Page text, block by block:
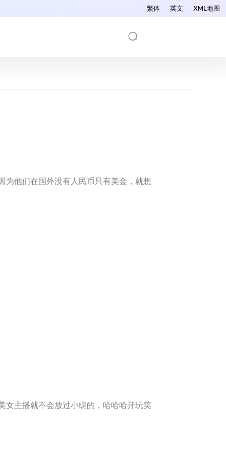
繁体 英文 XML地图
为他们在国外没有人民币只有美金，就想
主播就不会放过小编的，哈哈哈开玩笑